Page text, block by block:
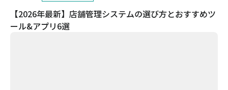
【2026年最新】店舗管理システムの選び方とおすすめツ
ール&アプリ6選